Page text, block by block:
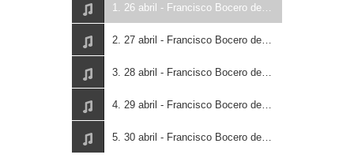
1. 26 abril - Francisco Bocero de la Rosa
2. 27 abril - Francisco Bocero de la Rosa
3. 28 abril - Francisco Bocero de la Rosa
4. 29 abril - Francisco Bocero de la Rosa
5. 30 abril - Francisco Bocero de la Rosa